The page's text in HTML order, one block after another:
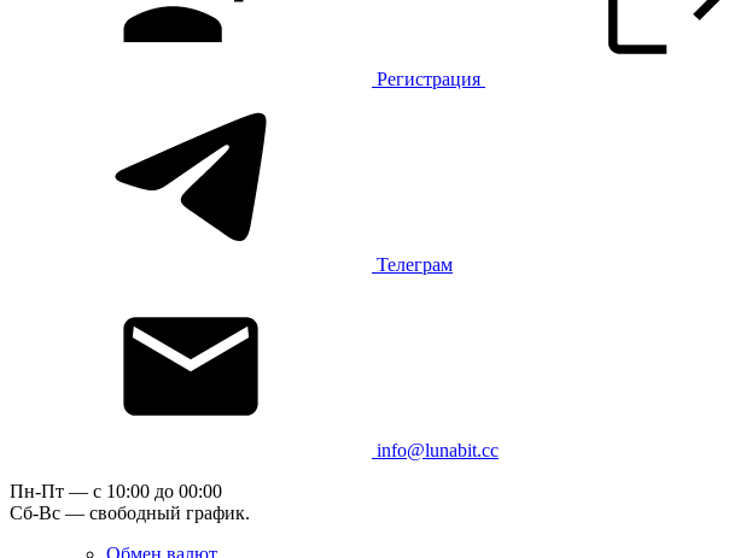
Регистрация
Телеграм
info@lunabit.cc
Пн-Пт — c 10:00 до 00:00
Сб-Вс — свободный график.
Обмен валют